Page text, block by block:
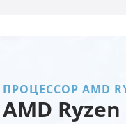
ПРОЦЕССОР AMD
AMD Ryzen